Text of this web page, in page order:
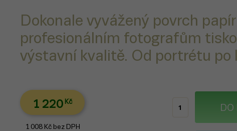
Dokonale vyvážený povrch
profesionálním fotografům
výstavní kvalitě. Od portrétu po
1 220 Kč
1 008 Kč bez DPH